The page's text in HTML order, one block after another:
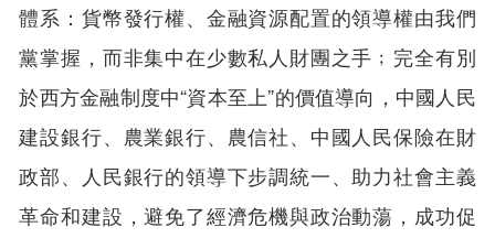
體系：貨幣發行權、金融資源配置的領導權由我們
黨掌握，而非集中在少數私人財團之手﹔完全有別
於西方金融制度中“資本至上”的價值導向，中國人民
建設銀行、農業銀行、農信社、中國人民保險在財
政部、人民銀行的領導下步調統一、助力社會主義
革命和建設，避免了經濟危機與政治動蕩，成功促